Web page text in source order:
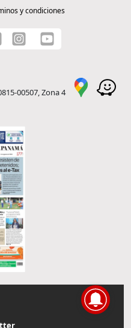
y condiciones
00507, Zona 4